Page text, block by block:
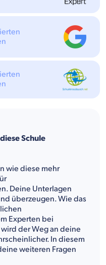
Schule
wie diese mehr
Deine Unterlagen
überzeugen. Wie das
Experten bei
der Weg an deine
In diesem
weiteren Fragen